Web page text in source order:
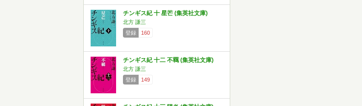
チンギス紀 十 星芒 (集英社文庫)
北方 謙三
登録
160
チンギス紀 十二 不羈 (集英社文庫)
北方 謙三
登録
149